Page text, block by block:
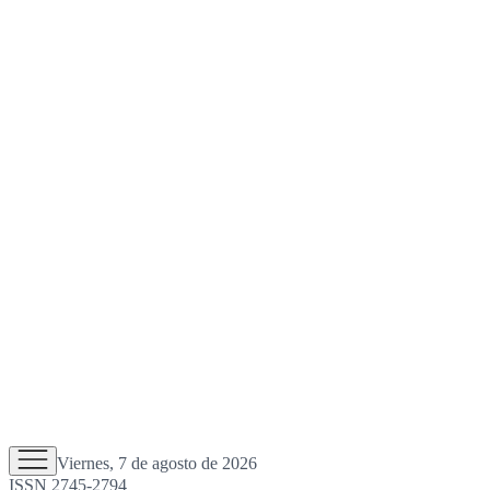
Viernes, 7 de agosto de 2026
ISSN 2745-2794